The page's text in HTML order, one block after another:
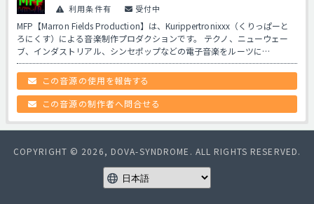
利用条件有 受付中
MFP【Marron Fields Production】は、Kurippertronixxx（くりっぱーと
ろにくす）による音楽制作プロダクションです。 テクノ、ニューウェー
ブ、インダストリアル、シンセポップなどの電子音楽をルーツに…
この音源の使用を報告する
この音源の制作者へ問合せる
COPYRIGHT © 2026, DOVA-SYNDROME. ALL RIGHTS RESERVED.